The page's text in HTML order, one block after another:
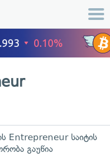
Entrepreneur საიტის
გაუწია